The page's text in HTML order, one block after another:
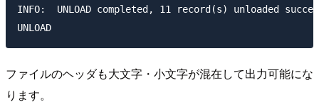
INFO:  UNLOAD completed, 11 record(s) unloaded
ファイルのヘッダも大文字・小文字が混在して出力可能にな
ります。